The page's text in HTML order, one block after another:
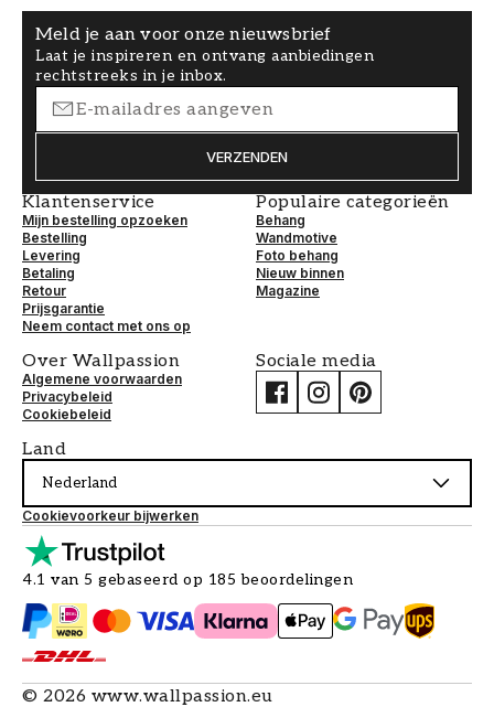
Meld je aan voor onze nieuwsbrief
Laat je inspireren en ontvang aanbiedingen
rechtstreeks in je inbox.
VERZENDEN
Klantenservice
Mijn bestelling opzoeken
Bestelling
Levering
Betaling
Retour
Prijsgarantie
Neem contact met ons op
Populaire categorieën
Behang
Wandmotive
Foto behang
Nieuw binnen
Magazine
Over Wallpassion
Algemene voorwaarden
Privacybeleid
Cookiebeleid
Sociale media
Land
Nederland
Cookievoorkeur bijwerken
4.1 van 5 gebaseerd op 185 beoordelingen
© 2026 www.wallpassion.eu